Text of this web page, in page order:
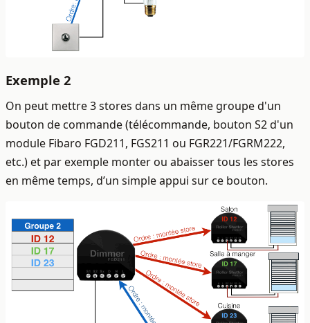
Exemple 2
On peut mettre 3 stores dans un même groupe d'un
bouton de commande (télécommande, bouton S2 d'un
module Fibaro FGD211, FGS211 ou FGR221/FGRM222,
etc.) et par exemple monter ou abaisser tous les stores
en même temps, d’un simple appui sur ce bouton.